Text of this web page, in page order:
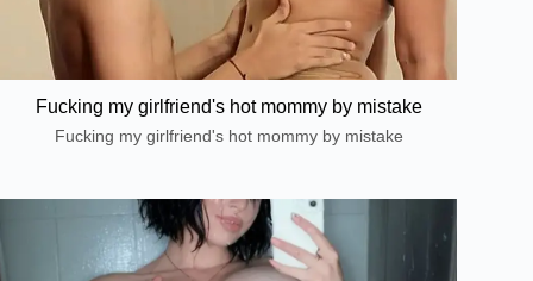
Fucking my girlfriend's hot mommy by mistake
Fucking my girlfriend's hot mommy by mistake